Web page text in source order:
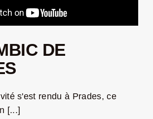
DE
s'est rendu à Prades, ce
[...]